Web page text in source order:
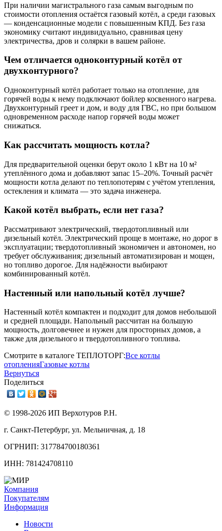
При наличии магистрального газа самым выгодным по
стоимости отопления остаётся газовый котёл, а среди газовых
— конденсационные модели с повышенным КПД. Без газа
экономику считают индивидуально, сравнивая цену
электричества, дров и солярки в вашем районе.
Чем отличается одноконтурный котёл от
двухконтурного?
Одноконтурный котёл работает только на отопление, для
горячей воды к нему подключают бойлер косвенного нагрева.
Двухконтурный греет и дом, и воду для ГВС, но при большом
одновременном расходе напор горячей воды может
снижаться.
Как рассчитать мощность котла?
Для предварительной оценки берут около 1 кВт на 10 м²
утеплённого дома и добавляют запас 15–20%. Точный расчёт
мощности котла делают по теплопотерям с учётом утепления,
остекления и климата — это задача инженера.
Какой котёл выбрать, если нет газа?
Рассматривают электрический, твердотопливный или
дизельный котёл. Электрический проще в монтаже, но дорог в
эксплуатации; твердотопливный экономичен и автономен, но
требует обслуживания; дизельный автоматизирован и мощен,
но топливо дорогое. Для надёжности выбирают
комбинированный котёл.
Настенный или напольный котёл лучше?
Настенный котёл компактен и подходит для домов небольшой
и средней площади. Напольный рассчитан на большую
мощность, долговечнее и нужен для просторных домов, а
также для дизельного и твердотопливного топлива.
Смотрите в каталоге ТЕПЛОТОРГ:Все котлы
отопленияГазовые котлы
Вернуться
Поделиться
© 1998-2026 ИП Верхотуров Р.Н.
г. Санкт-Петербург, ул. Мельничная, д. 18
ОГРНИП: 317784700180361
ИНН: 781424708110
Компания
Покупателям
Информация
Новости